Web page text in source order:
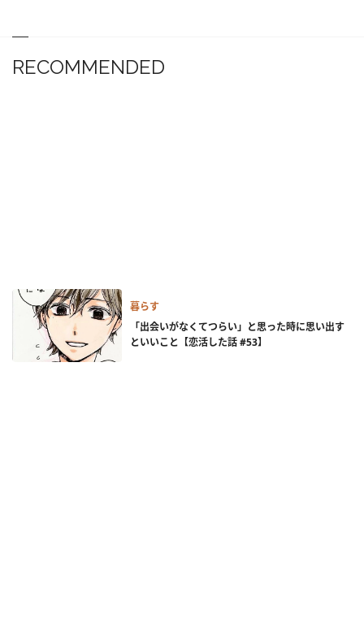
RECOMMENDED
暮らす
「出会いがなくてつらい」と思った時に思い出す
といいこと【恋活した話 #53】